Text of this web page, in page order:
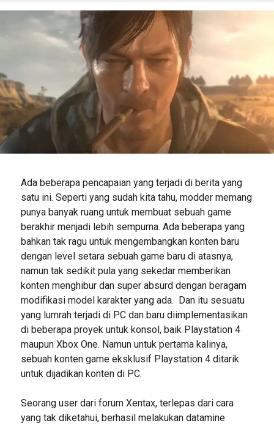
Ada beberapa pencapaian yang terjadi di berita yang
satu ini. Seperti yang sudah kita tahu, modder memang
punya banyak ruang untuk membuat sebuah game
berakhir menjadi lebih sempurna. Ada beberapa yang
bahkan tak ragu untuk mengembangkan konten baru
dengan level setara sebuah game baru di atasnya,
namun tak sedikit pula yang sekedar memberikan
konten menghibur dan super absurd dengan beragam
modifikasi model karakter yang ada. Dan itu sesuatu
yang lumrah terjadi di PC dan baru diimplementasikan
di beberapa proyek untuk konsol, baik Playstation 4
maupun Xbox One. Namun untuk pertama kalinya,
sebuah konten game eksklusif Playstation 4 ditarik
untuk dijadikan konten di PC.
Seorang user dari forum Xentax, terlepas dari cara
yang tak diketahui, berhasil melakukan datamine